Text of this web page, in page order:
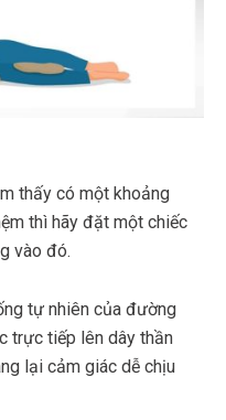
thấy có một khoảng
thì hãy đặt một chiếc
vào đó.
tự nhiên của đường
trực tiếp lên dây thần
lại cảm giác dễ chịu